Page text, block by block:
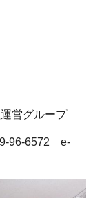
営グループ
96-6572 e-